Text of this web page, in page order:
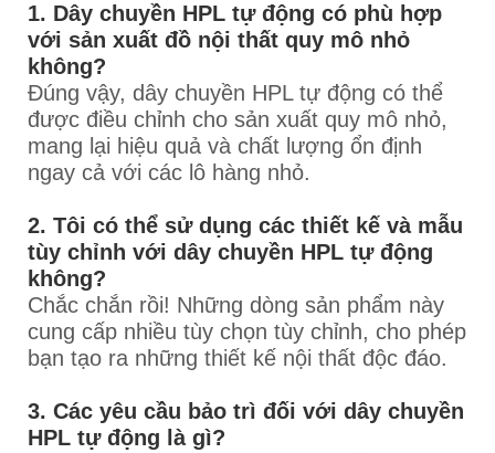
1. Dây chuyền HPL tự động có phù hợp
với sản xuất đồ nội thất quy mô nhỏ
không?
Đúng vậy, dây chuyền HPL tự động có thể
được điều chỉnh cho sản xuất quy mô nhỏ,
mang lại hiệu quả và chất lượng ổn định
ngay cả với các lô hàng nhỏ.
2. Tôi có thể sử dụng các thiết kế và mẫu
tùy chỉnh với dây chuyền HPL tự động
không?
Chắc chắn rồi! Những dòng sản phẩm này
cung cấp nhiều tùy chọn tùy chỉnh, cho phép
bạn tạo ra những thiết kế nội thất độc đáo.
3. Các yêu cầu bảo trì đối với dây chuyền
HPL tự động là gì?